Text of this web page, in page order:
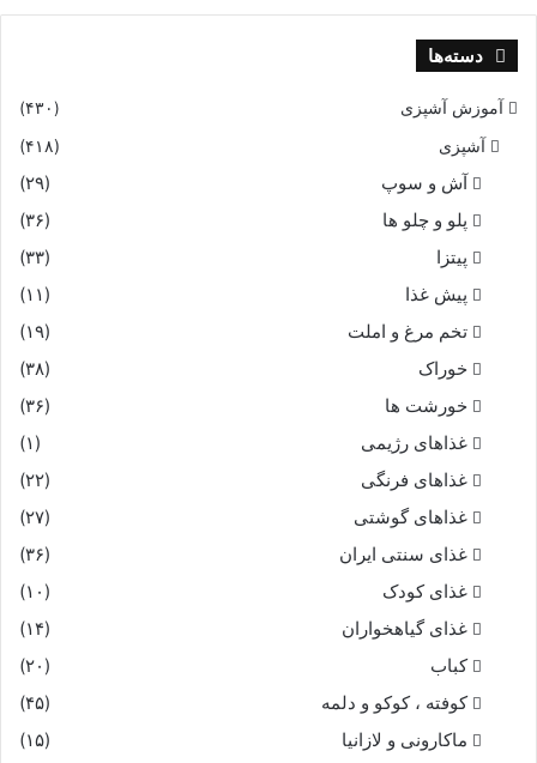
دسته‌ها
آموزش آشپزی (۴۳۰)
آشپزی (۴۱۸)
آش و سوپ
(۲۹)
پلو و چلو ها
(۳۶)
پیتزا
(۳۳)
پیش غذا
(۱۱)
تخم مرغ و املت
(۱۹)
خوراک
(۳۸)
خورشت ها
(۳۶)
غذاهای رژیمی
(۱)
غذاهای فرنگی
(۲۲)
غذاهای گوشتی
(۲۷)
غذای سنتی ایران
(۳۶)
غذای کودک
(۱۰)
غذای گیاهخواران
(۱۴)
کباب
(۲۰)
کوفته ، کوکو و دلمه
(۴۵)
ماکارونی و لازانیا
(۱۵)